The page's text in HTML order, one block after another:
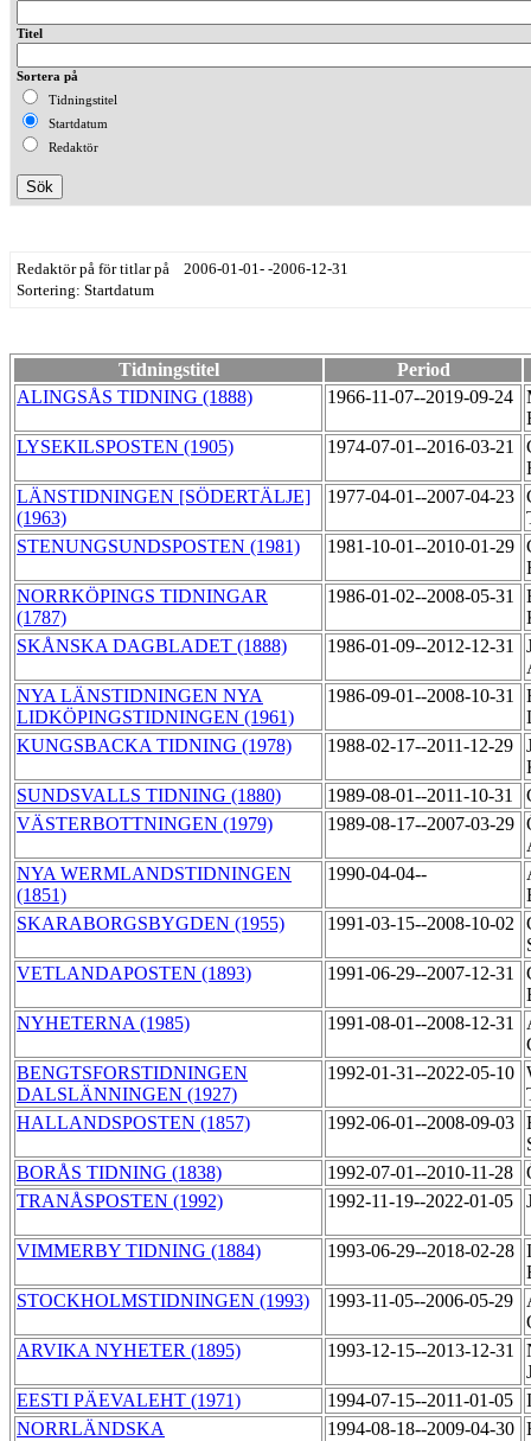
Titel
Sortera på
Tidningstitel
Startdatum
Redaktör
Redaktör på för titlar på 2006-01-01- -2006-12-31
Sortering: Startdatum
Tidningstitel
Period
ALINGSÅS TIDNING (1888)
1966-11-07--2019-09-24
LYSEKILSPOSTEN (1905)
1974-07-01--2016-03-21
LÄNSTIDNINGEN [SÖDERTÄLJE]
(1963)
1977-04-01--2007-04-23
STENUNGSUNDSPOSTEN (1981)
1981-10-01--2010-01-29
NORRKÖPINGS TIDNINGAR
(1787)
1986-01-02--2008-05-31
SKÅNSKA DAGBLADET (1888)
1986-01-09--2012-12-31
NYA LÄNSTIDNINGEN NYA
LIDKÖPINGSTIDNINGEN (1961)
1986-09-01--2008-10-31
KUNGSBACKA TIDNING (1978)
1988-02-17--2011-12-29
SUNDSVALLS TIDNING (1880)
1989-08-01--2011-10-31
VÄSTERBOTTNINGEN (1979)
1989-08-17--2007-03-29
NYA WERMLANDSTIDNINGEN
(1851)
1990-04-04--
SKARABORGSBYGDEN (1955)
1991-03-15--2008-10-02
VETLANDAPOSTEN (1893)
1991-06-29--2007-12-31
NYHETERNA (1985)
1991-08-01--2008-12-31
BENGTSFORSTIDNINGEN
DALSLÄNNINGEN (1927)
1992-01-31--2022-05-10
HALLANDSPOSTEN (1857)
1992-06-01--2008-09-03
BORÅS TIDNING (1838)
1992-07-01--2010-11-28
TRANÅSPOSTEN (1992)
1992-11-19--2022-01-05
VIMMERBY TIDNING (1884) 1993-06-29--2018-02-28
STOCKHOLMSTIDNINGEN (1993)
1993-11-05--2006-05-29
ARVIKA NYHETER (1895)
1993-12-15--2013-12-31
EESTI PÄEVALEHT (1971)
1994-07-15--2011-01-05
NORRLÄNDSKA
1994-08-18--2009-04-30